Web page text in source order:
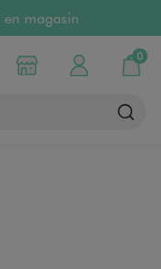
en magasin
Choisir mon magasin
Mon compte
0
Mon